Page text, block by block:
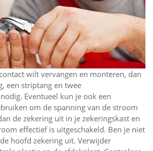
wilt vervangen en monteren, dan
een striptang en twee
Eventueel kun je ook een
om de spanning van de stroom
de zekering uit in je zekeringskast en
effectief is uitgeschakeld. Ben je niet
hoofd zekering uit. Verwijder